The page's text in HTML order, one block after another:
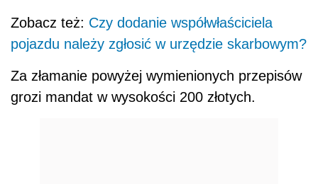
Zobacz też: Czy dodanie współwłaściciela
pojazdu należy zgłosić w urzędzie skarbowym?
Za złamanie powyżej wymienionych przepisów
grozi mandat w wysokości 200 złotych.